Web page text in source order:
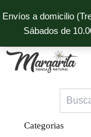
Envíos a domicilio
Sábados de
al
contenido
Buscar
Categorias